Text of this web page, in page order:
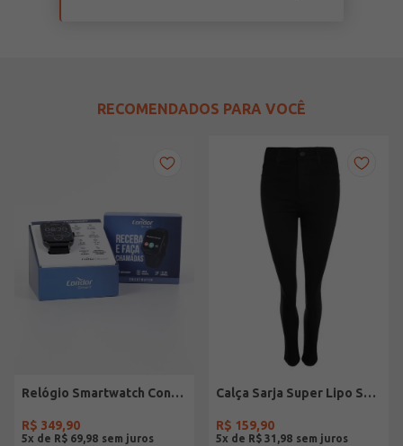
RECOMENDADOS PARA VOCÊ
Relógio Smartwatch Condor PRETO
R$ 349,90
5x de R$ 69 98
Calça Sarja Super Lipo Sawary Feminina Preto
R$ 159,90
5x de R$ 31 98